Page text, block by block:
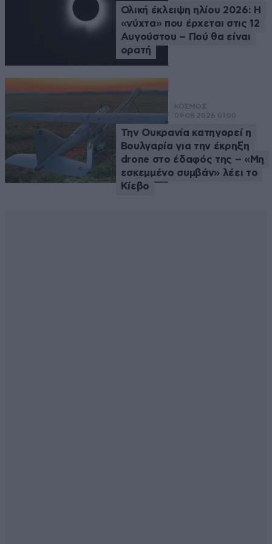
Ολική έκλειψη ηλίου 2026: Η
«νύχτα» που έρχεται στις 12
Αυγούστου – Πού θα είναι
ορατή
ΚΟΣΜΟΣ
09·08·2026 01:00
Την Ουκρανία κατηγορεί η
Βουλγαρία για την έκρηξη
drone στο έδαφός της – «Μη
εσκεμμένο συμβάν» λέει το
Κίεβο